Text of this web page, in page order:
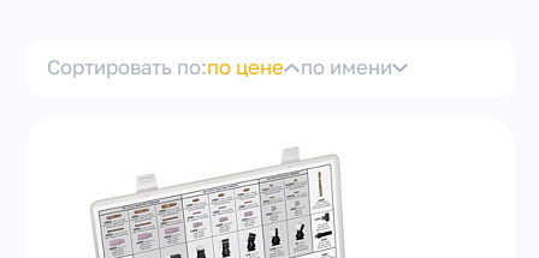
Сортировать по:по цене по имени